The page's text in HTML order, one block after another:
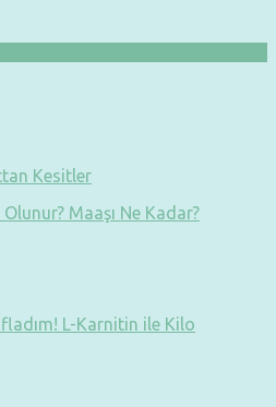
Kesitler
Maaşı Ne Kadar?
L-Karnitin ile Kilo